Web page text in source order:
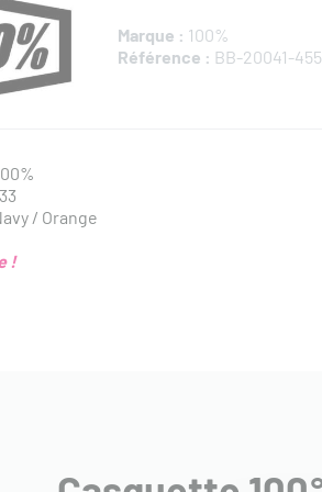
Marque : 100%
Référence : BB-20041-
/ Orange
!